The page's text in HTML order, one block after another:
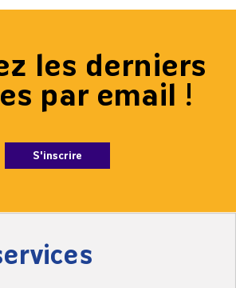
les derniers
par email !
S'inscrire